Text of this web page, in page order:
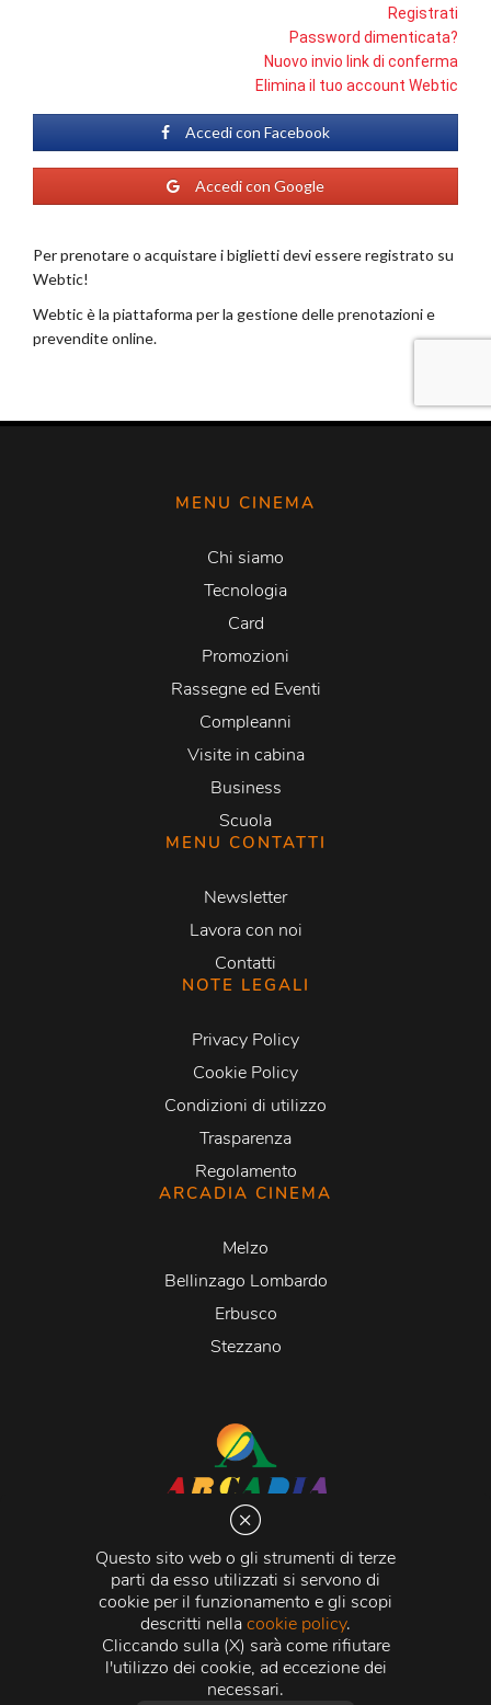
Questo sito web o gli strumenti di terze
parti da esso utilizzati si servono di
cookie per il funzionamento e gli scopi
descritti nellacookie policy.
Cliccando sulla (X) sarà come rifiutare
l'utilizzo dei cookie, ad eccezione dei
necessari.
MENU CINEMA
Chi siamo
Tecnologia
Card
Promozioni
Rassegne ed Eventi
Compleanni
Visite in cabina
Business
Scuola
MENU CONTATTI
Newsletter
Lavora con noi
Contatti
NOTE LEGALI
Privacy Policy
Cookie Policy
Condizioni di utilizzo
Trasparenza
Regolamento
ARCADIA CINEMA
Melzo
Bellinzago Lombardo
Erbusco
Stezzano
Via Martiri della Libertà 20066 Melzo (MI)
C.C.I.A.A. - R.E.A di Milano n. 1427910
Registro delle Imprese di Milano n. 338392 -
Fiscale e Partita Iva11015840157 | Capitale Sociale
500.000,00 i.v.
Credits:Crea Informatica S.r.l. 2026 © Tutti i diritti
riservati.